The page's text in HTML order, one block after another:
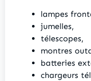
lampes
jumelles,
télescopes,
montres
batteries
chargeurs